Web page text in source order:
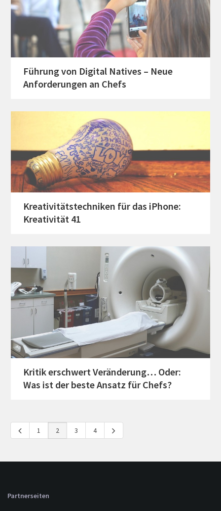
Führung von Digital Natives – Neue
Anforderungen an Chefs
Kreativitätstechniken für das iPhone:
Kreativität 41
Kritik erschwert Veränderung… Oder:
Was ist der beste Ansatz für Chefs?
1 2 3 4
Partnerseiten